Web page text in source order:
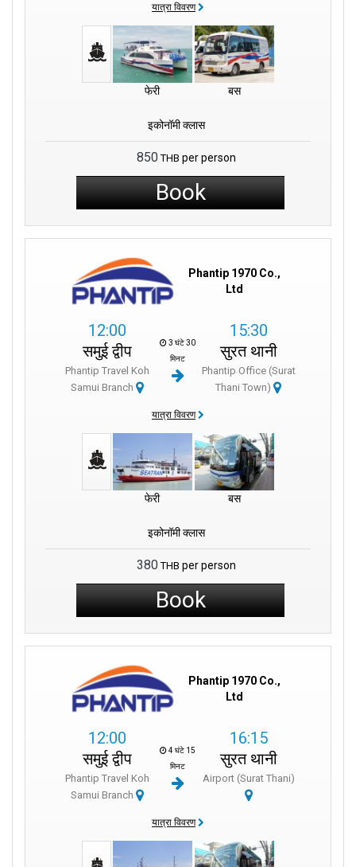
यात्रा विवरण
फेरी बस
इकोनॉमी क्लास
850 THB per person
Book
Phantip 1970 Co.,
Ltd
12:00
समुई द्वीप
Phantip Travel Koh
Samui Branch
3 घंटे 30
मिनट
15:30
सुरत थानी
Phantip Office (Surat
Thani Town)
यात्रा विवरण
फेरी बस
इकोनॉमी क्लास
380 THB per person
Book
Phantip 1970 Co.,
Ltd
12:00
समुई द्वीप
Phantip Travel Koh
Samui Branch
4 घंटे 15
मिनट
16:15
सुरत थानी
Airport (Surat Thani)
यात्रा विवरण